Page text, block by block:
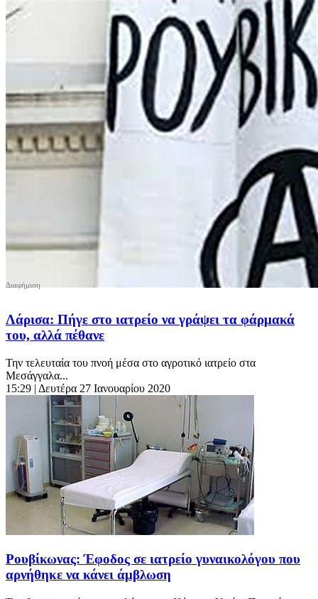
Λάρισα: Πήγε στο ιατρείο να γράψει τα φάρμακά
του, αλλά πέθανε
Την τελευταία του πνοή μέσα στο αγροτικό ιατρείο στα
Μεσάγγαλα...
15:29 | Δευτέρα 27 Ιανουαρίου 2020
Ρουβίκωνας: Έφοδος σε ιατρείο γυναικολόγου που
αρνήθηκε να κάνει άμβλωση